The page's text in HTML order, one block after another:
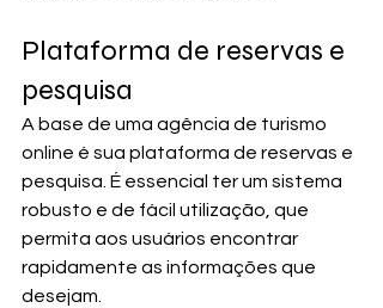
Plataforma de reservas e
pesquisa
A base de uma agência de turismo
online é sua plataforma de reservas e
pesquisa. É essencial ter um sistema
robusto e de fácil utilização, que
permita aos usuários encontrar
rapidamente as informações que
desejam.